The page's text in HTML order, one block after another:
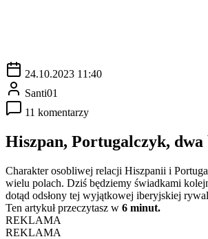
24.10.2023 11:40
Santi01
11 komentarzy
Hiszpan, Portugalczyk,
Charakter osobliwej relacji Hiszpanii i
wielu polach. Dziś będziemy świadkami
dotąd odsłony tej wyjątkowej iberyjskiej
Ten artykuł przeczytasz w 6 minut.
REKLAMA
REKLAMA